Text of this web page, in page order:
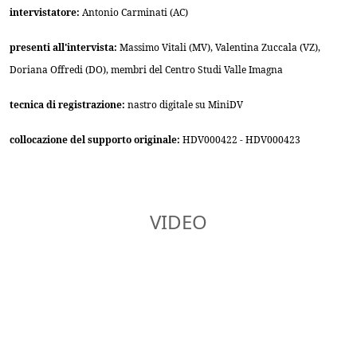
intervistatore: Antonio Carminati (AC)
presenti all'intervista: Massimo Vitali (MV), Valentina Zuccala (VZ),
Doriana Offredi (DO), membri del Centro Studi Valle Imagna
tecnica di registrazione: nastro digitale su MiniDV
collocazione del supporto originale: HDV000422 - HDV000423
VIDEO